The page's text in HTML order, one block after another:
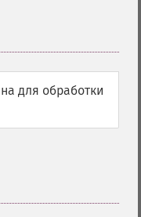
для обработки